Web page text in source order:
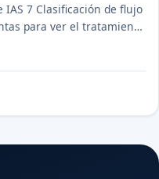
IAS 7 Clasificación de flujo
para ver el tratamiento